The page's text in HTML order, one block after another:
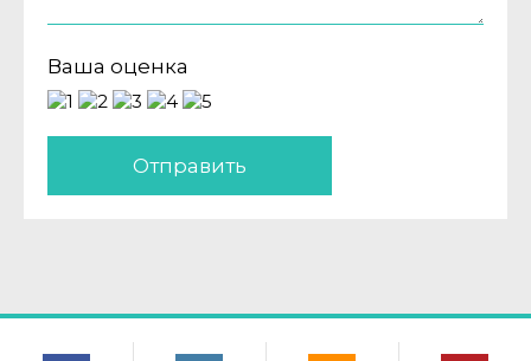
Ваша оценка
Отправить